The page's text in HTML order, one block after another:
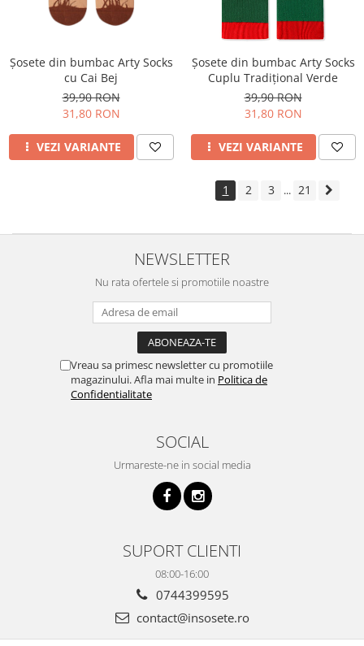
Șosete din bumbac Arty Socks
cu Cai Bej
39,90 RON
31,80 RON
VEZI VARIANTE
Șosete din bumbac Arty Socks
Cuplu Tradițional Verde
39,90 RON
31,80 RON
VEZI VARIANTE
1 2 3 ... 21
NEWSLETTER
Nu rata ofertele si promotiile noastre
Vreau sa primesc newsletter cu promotiile
magazinului. Afla mai multe in Politica de
Confidentialitate
SOCIAL
Urmareste-ne in social media
SUPORT CLIENTI
08:00-16:00
0744399595
contact@insosete.ro